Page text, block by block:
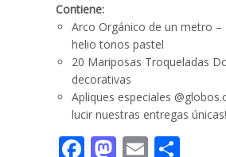
Contiene:
Arco Orgánico de un metro –
helio tonos pastel
20 Mariposas Troqueladas
decorativas
Apliques especiales
lucir nuestras entregas únicas!
Facebook
Mastodon
Email